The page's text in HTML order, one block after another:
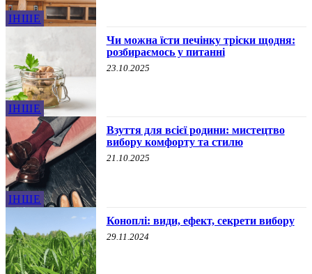
ІНШЕ
ІНШЕ
Чи можна їсти печінку тріски щодня:
розбираємось у питанні
23.10.2025
ІНШЕ
Взуття для всієї родини: мистецтво
вибору комфорту та стилю
21.10.2025
Коноплі: види, ефект, секрети вибору
29.11.2024